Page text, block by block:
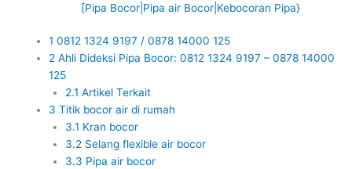
[Pipa Bocor|Pipa air Bocor|Kebocoran Pipa}
1 0812 1324 9197 / 0878 14000 125
2 Ahli Dideksi Pipa Bocor: 0812 1324 9197 – 0878 14000
125
2.1 Artikel Terkait
3 Titik bocor air di rumah
3.1 Kran bocor
3.2Selang flexible air bocor
3.3 Pipa air bocor